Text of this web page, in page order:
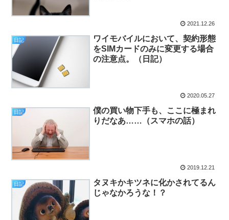
2021.12.26
日記
ワイモバイルにおいて、契約形態
をSIMカードのみに変更する場合
の注意点。（日記）
2020.05.27
日記
僕の買い物下手も、ここに極まれ
りだなあ……（スマホの話）
2019.12.21
日記
タヌキかキツネに化かされてるん
じゃなかろうな！？